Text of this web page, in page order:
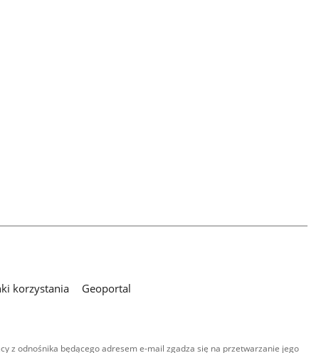
korzystania
Geoportal
z odnośnika będącego adresem e-mail zgadza się na przetwarzanie jego